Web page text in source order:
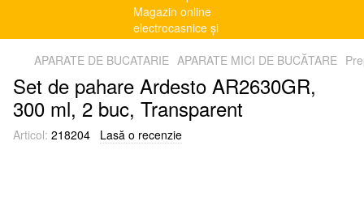
APARATE DE BUCATARIE APARATE MICI DE BUCĂTARE
Set de pahare Ardesto AR2630GR,
300 ml, 2 buc, Transparent
Articol: 218204 Lasă o recenzie